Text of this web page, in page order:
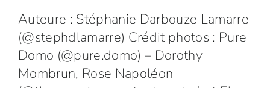
Auteure : Stéphanie Darbouze Lamarre
(@stephdlamarre) Crédit photos : Pure
Domo (@pure.domo) – Dorothy
Mombrun, Rose Napoléon